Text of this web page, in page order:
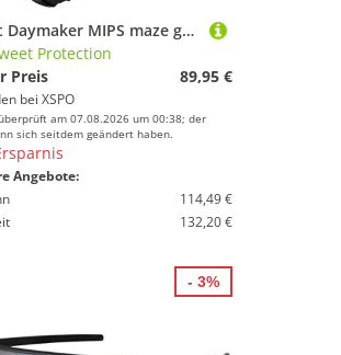
Sweet Daymaker MIPS maze green
Protection
Preis
89,95 €
bei XSPO
am 07.08.2026 um 00:38; der
sich seitdem geändert haben.
Angebote:
114,49 €
132,20 €
- 3%